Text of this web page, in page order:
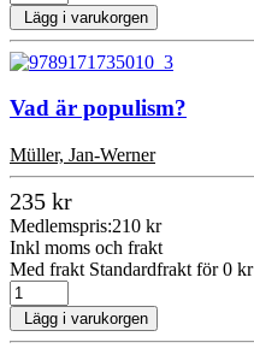
Lägg i varukorgen
Vad är populism?
Müller, Jan-Werner
235 kr
Medlemspris:210 kr
Inkl moms och frakt
Med frakt Standardfrakt för 0 kr
Lägg i varukorgen